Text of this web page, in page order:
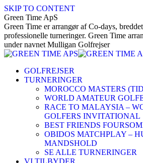
SKIP TO CONTENT
Green Time ApS
Green Time er arrangør af Co-days,
professionelle turneringer. Green Time
under navnet Mulligan Golfrejser
GOLFREJSER
TURNERINGER
MOROCCO MASTERS
WORLD AMATEUR
RACE TO MALAYSIA –
GOLFERS INVITATIONAL
BEST FRIENDS
OBIDOS MATCHPLAY –
MANDSHOLD
SE ALLE TURNERINGER
VI TILBYDER